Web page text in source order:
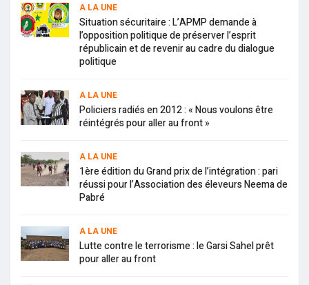
A LA UNE
Situation sécuritaire : L’APMP demande à
l’opposition politique de préserver l’esprit
républicain et de revenir au cadre du dialogue
politique
A LA UNE
Policiers radiés en 2012 : « Nous voulons être
réintégrés pour aller au front »
A LA UNE
1ère édition du Grand prix de l’intégration : pari
réussi pour l’Association des éleveurs Neema de
Pabré
A LA UNE
Lutte contre le terrorisme : le Garsi Sahel prêt
pour aller au front